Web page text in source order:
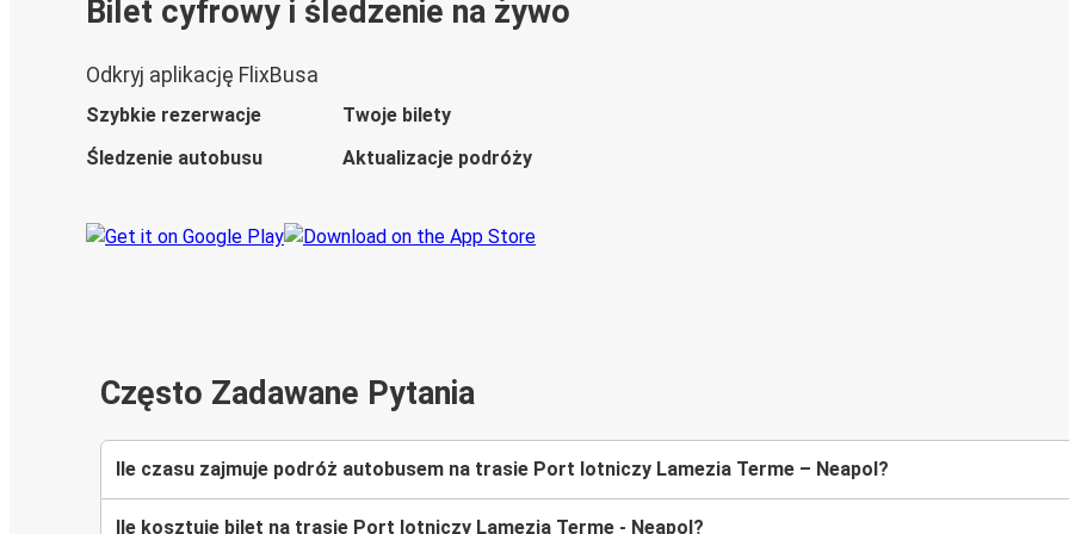
Bilet cyfrowy i śledzenie na żywo
Odkryj aplikację FlixBusa
Szybkie rezerwacje
Twoje bilety
Śledzenie autobusu
Aktualizacje podróży
Często Zadawane Pytania
Ile czasu zajmuje podróż autobusem na trasie Port lotniczy Lamezia Terme – Neapol?
Ile kosztuje bilet na trasie Port lotniczy Lamezia Terme - Neapol?